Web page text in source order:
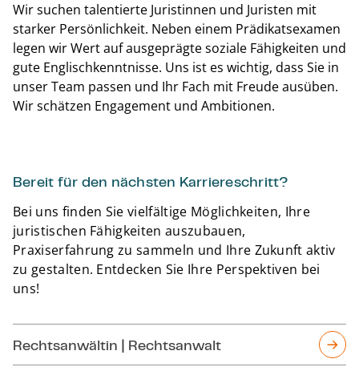
Wir suchen talentierte Juristinnen und Juristen mit
starker Persönlichkeit. Neben einem Prädikatsexamen
legen wir Wert auf ausgeprägte soziale Fähigkeiten und
gute Englischkenntnisse. Uns ist es wichtig, dass Sie in
unser Team passen und Ihr Fach mit Freude ausüben.
Wir schätzen Engagement und Ambitionen.
Bereit für den nächsten Karriereschritt?
Bei uns finden Sie vielfältige Möglichkeiten, Ihre
juristischen Fähigkeiten auszubauen,
Praxiserfahrung zu sammeln und Ihre Zukunft aktiv
zu gestalten. Entdecken Sie Ihre Perspektiven bei
uns!
Rechts­an­wäl­tin | Rechtsanwalt